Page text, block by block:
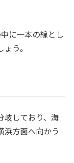
に一本の線とし
う。
岐しており、海
浜方面へ向かう